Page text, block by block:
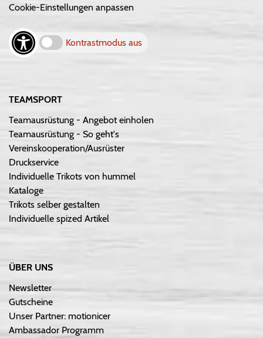
Cookie-Einstellungen anpassen
Kontrastmodus aus
TEAMSPORT
Teamausrüstung - Angebot einholen
Teamausrüstung - So geht's
Vereinskooperation/Ausrüster
Druckservice
Individuelle Trikots von hummel
Kataloge
Trikots selber gestalten
Individuelle spized Artikel
ÜBER UNS
Newsletter
Gutscheine
Unser Partner: motionicer
Ambassador Programm